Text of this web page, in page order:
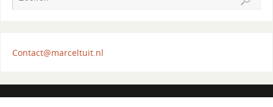
Contact@marceltuit.nl